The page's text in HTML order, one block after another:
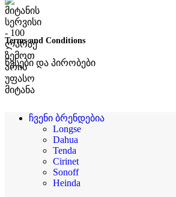
Terms and Conditions
წესები და პირობები
ჩვენი ბრენდებია
Longse
Dahua
Tenda
Cirinet
Sonoff
Heinda